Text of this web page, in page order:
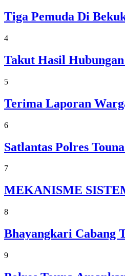
Tiga Pemuda Di
4
Takut Hasil
5
Terima Laporan
6
Satlantas Polres
7
MEKANISME
8
Bhayangkari Cabang
9